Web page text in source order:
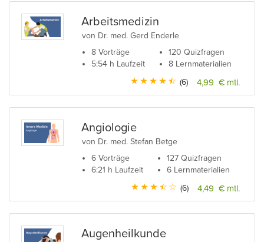
Arbeitsmedizin
von Dr. med. Gerd Enderle
8 Vorträge
5:54 h Laufzeit
120 Quizfragen
8 Lernmaterialien
4,99 € mtl.
(6)
Angiologie
von Dr. med. Stefan Betge
6 Vorträge
6:21 h Laufzeit
127 Quizfragen
6 Lernmaterialien
4,49 € mtl.
(6)
Augenheilkunde